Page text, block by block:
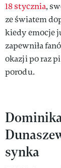
18 stycznia,
ze światem
kiedy emocje
zapewniła
okazji po raz
porodu.
synka